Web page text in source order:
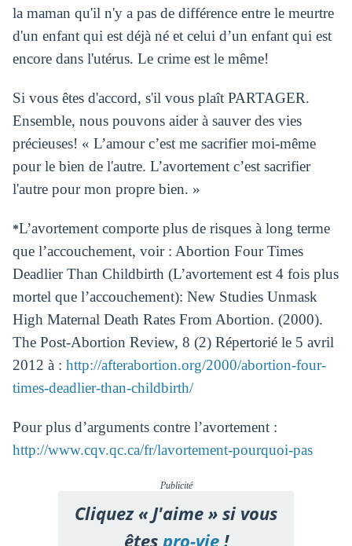
la maman qu'il n'y a pas de différence entre le meurtre
d'un enfant qui est déjà né et celui d’un enfant qui est
encore dans l'utérus. Le crime est le même!
Si vous êtes d'accord, s'il vous plaît PARTAGER.
Ensemble, nous pouvons aider à sauver des vies
précieuses! « L’amour c’est me sacrifier moi-même
pour le bien de l'autre. L’avortement c’est sacrifier
l'autre pour mon propre bien. »
*L’avortement comporte plus de risques à long terme
que l’accouchement, voir : Abortion Four Times
Deadlier Than Childbirth (L’avortement est 4 fois plus
mortel que l’accouchement): New Studies Unmask
High Maternal Death Rates From Abortion. (2000).
The Post-Abortion Review, 8 (2) Répertorié le 5 avril
2012 à : http://afterabortion.org/2000/abortion-four-
times-deadlier-than-childbirth/
Pour plus d’arguments contre l’avortement :
http://www.cqv.qc.ca/fr/lavortement-pourquoi-pas
Publicité
Cliquez « J'aime » si vous
êtespro-vie!